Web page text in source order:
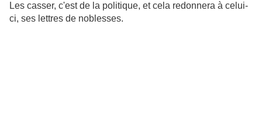
Les casser, c'est de la politique, et cela redonnera à celui-
ci, ses lettres de noblesses.